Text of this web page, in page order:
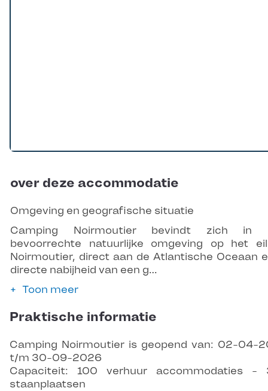
over deze accommodatie
Omgeving en geografische situatie
Camping Noirmoutier bevindt zich in
bevoorrechte natuurlijke omgeving op het
Noirmoutier, direct aan de Atlantische Oceaan
directe nabijheid van een g…
Toon meer
Praktische informatie
Camping Noirmoutier is geopend van: 02-04-
t/m 30-09-2026
Capaciteit: 100 verhuur accommodaties -
staanplaatsen